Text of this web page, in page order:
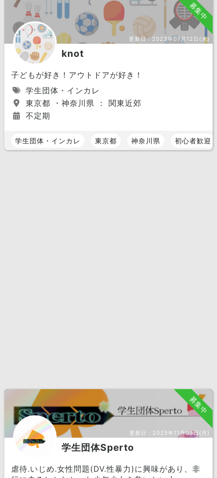
募集中
更新日： 2023年07月12日(水)
knot
子どもが好き！アウトドアが好き！
学生団体・インカレ
東京都 ・神奈川県 ： 関東近郊
不定期
学生団体・インカレ 東京都 神奈川県 初心者歓迎
募集中
更新日： 2025年11月03日(月)
学生団体Sperto
虐待.いじめ.女性問題(DV.性暴力)に興味があり、非